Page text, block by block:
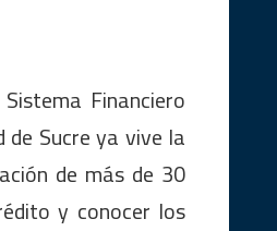
Financiero
Sucre ya vive la
de más de 30
y conocer los